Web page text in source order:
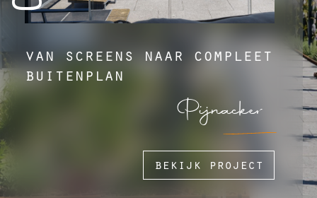
van screens naar compleet
buitenplan
Pijnacker
bekijk project